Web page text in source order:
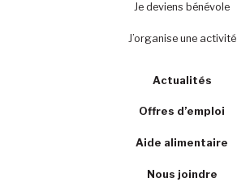
Je deviens bénévole
J’organise une activité
Actualités
Offres d’emploi
Aide alimentaire
Nous joindre